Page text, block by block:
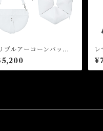
プルアーコーンバッ
Arcone Bag
レ
グ